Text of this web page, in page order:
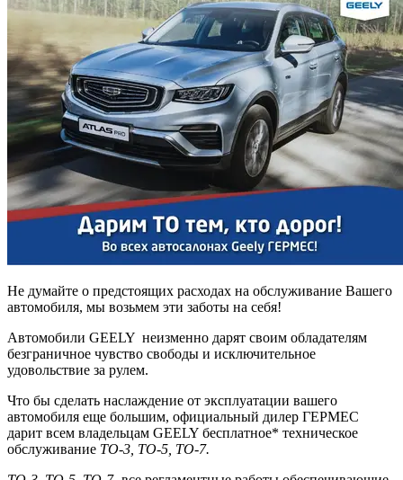
Не думайте о предстоящих расходах на обслуживание Вашего
автомобиля, мы возьмем эти заботы на себя!
Автомобили GEELY неизменно дарят своим обладателям
безграничное чувство свободы и исключительное
удовольствие за рулем.
Что бы сделать наслаждение от эксплуатации вашего
автомобиля еще большим, официальный дилер ГЕРМЕС
дарит всем владельцам GEELY бесплатное* техническое
обслуживание ТО-3, ТО-5, ТО-7.